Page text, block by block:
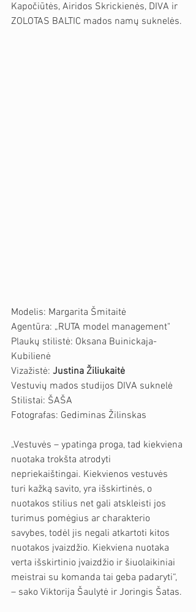
Kapočiūtės, Airidos Skrickienės, DIVA ir
ZOLOTAS BALTIC mados namų suknelės.
Modelis: Margarita Šmitaitė
Agentūra: „RUTA model management"
Plaukų stilistė: Oksana Buinickaja-
Kubilienė
Vizažistė: Justina Žiliukaitė
Vestuvių mados studijos DIVA suknelė
Stilistai: ŠAŠA
Fotografas: Gediminas Žilinskas
„Vestuvės – ypatinga proga, tad kiekviena
nuotaka trokšta atrodyti
nepriekaištingai. Kiekvienos vestuvės
turi kažką savito, yra išskirtinės, o
nuotakos stilius net gali atskleisti jos
turimus pomėgius ar charakterio
savybes, todėl jis negali atkartoti kitos
nuotakos įvaizdžio. Kiekviena nuotaka
verta išskirtinio įvaizdžio ir šiuolaikiniai
meistrai su komanda tai geba padaryti“,
– sako Viktorija Šaulytė ir Joringis Šatas.